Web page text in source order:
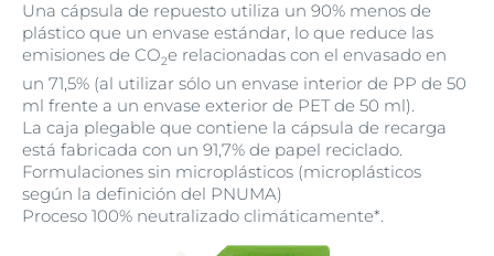
Una cápsula de repuesto utiliza un 90% menos de
plástico que un envase estándar, lo que reduce las
emisiones de CO2e relacionadas con el envasado en
un 71,5% (al utilizar sólo un envase interior de PP de 50
ml frente a un envase exterior de PET de 50 ml).
La caja plegable que contiene la cápsula de recarga
está fabricada con un 91,7% de papel reciclado.
Formulaciones sin microplásticos (microplásticos
según la definición del PNUMA)
Proceso 100% neutralizado climáticamente*.